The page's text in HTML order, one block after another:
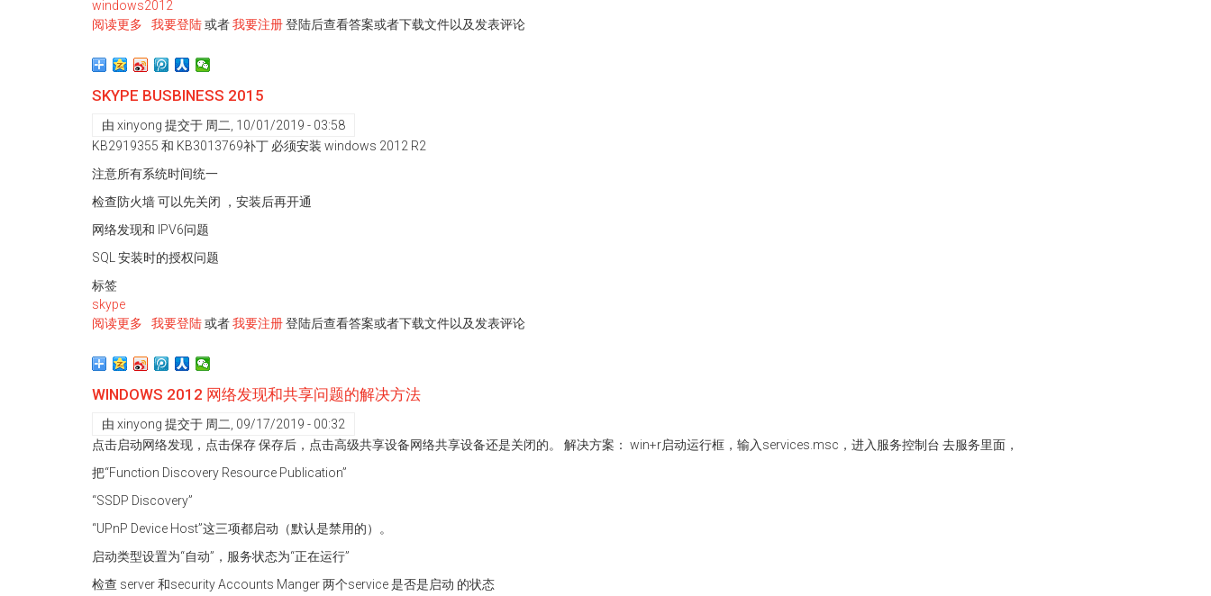
windows2012
阅读更多 关
Windows
证
不
信
任
问
题
安
Skype
business
2015
我要登陆或者我要注册登陆后查看答案或者下载文件以及发表评论
SKYPE BUSBINESS 2015
由 xinyong 提交于 周二, 10/01/2019 - 03:58
KB2919355 和 KB3013769补丁 必须安装 windows 2012 R2
注意所有系统时间统一
检查防火墙 可以先关闭 ，安装后再开通
网络发现和 IPV6问题
SQL 安装时的授权问题
标签
skype
阅读更多 关
Skype
2015
我要登陆或者我要注册登陆后查看答案或者下载文件以及发表评论
WINDOWS 2012 网络发现和共享问题的解决方法
由 xinyong 提交于 周二, 09/17/2019 - 00:32
点击启动网络发现，点击保存 保存后，点击高级共享设备网络共享设备还是关闭的。 解决方案： win+r启动运行框，输入services.msc，进入服务控制台 去服务里面，
把“Function Discovery Resource Publication”
“SSDP Discovery”
“UPnP Device Host”这三项都启动（默认是禁用的）。
启动类型设置为“自动”，服务状态为“正在运行”
检查 server 和security Accounts Manger 两个service 是否是启动 的状态